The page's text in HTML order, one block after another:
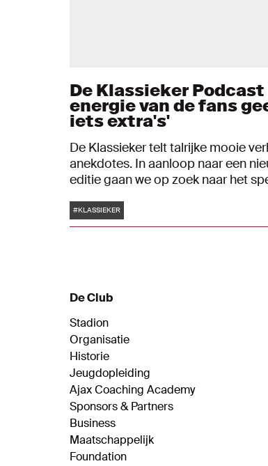
De Klassieker Podcast
energie van de fans
iets extra's'
De Klassieker telt talrijke mooie
anekdotes. In aanloop naar een
editie gaan we op zoek naar het
oproept. Oud-spelers Siem de Jong
Ricardo van Rhijn nemen Kenneth
furore maakten in Ajax 1. Inmiddels
generatie.
Tags
#KLASSIEKER
De Club
Stadion
Organisatie
Historie
Jeugdopleiding
Ajax Coaching Academy
Sponsors & Partners
Business
Maatschappelijk
Foundation